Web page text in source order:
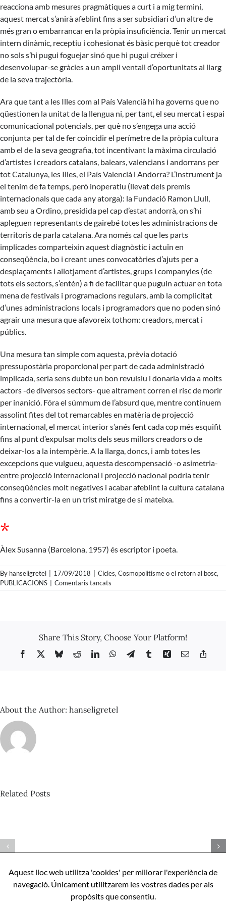
reacciona amb mesures pragmàtiques a curt i a mig termini,
aquest mercat s’anirà afeblint fins a ser subsidiari d’un altre de
més gran o embarrancar en la pròpia insuficiència. Tenir un mercat
intern dinàmic, receptiu i cohesionat és bàsic perquè tot creador
no sols s’hi pugui foguejar sinó que hi pugui créixer i
desenvolupar-se gràcies a un ampli ventall d’oportunitats al llarg
de la seva trajectòria.
Ara que tant a les Illes com al País Valencià hi ha governs que no
qüestionen la unitat de la llengua ni, per tant, el seu mercat i espai
comunicacional potencials, per què no s’engega una acció
conjunta per tal de fer coincidir el perímetre de la pròpia cultura
amb el de la seva geografia, tot incentivant la màxima circulació
d’artistes i creadors catalans, balears, valencians i andorrans per
tot Catalunya, les Illes, el País Valencià i Andorra? L’instrument ja
el tenim de fa temps, però inoperatiu (llevat dels premis
internacionals que cada any atorga): la Fundació Ramon Llull,
amb seu a Ordino, presidida pel cap d’estat andorrà, on s’hi
apleguen representants de gairebé totes les administracions de
territoris de parla catalana. Ara només cal que les parts
implicades comparteixin aquest diagnòstic i actuïn en
conseqüència, bo i creant unes convocatòries d’ajuts per a
desplaçaments i allotjament d’artistes, grups i companyies (de
tots els sectors, s’entén) a fi de facilitar que puguin actuar en tota
mena de festivals i programacions regulars, amb la complicitat
d’unes administracions locals i programadors que no poden sinó
agrair una mesura que afavoreix tothom: creadors, mercat i
públics.
Una mesura tan simple com aquesta, prèvia dotació
pressupostària proporcional per part de cada administració
implicada, seria sens dubte un bon revulsiu i donaria vida a molts
actors -de diversos sectors- que altrament corren el risc de morir
per inanició. Fóra el súmmum de l’absurd que, mentre continuem
assolint fites del tot remarcables en matèria de projecció
internacional, el mercat interior s’anés fent cada cop més esquifit
fins al punt d’expulsar molts dels seus millors creadors o de
deixar-los a la intempèrie. A la llarga, doncs, i amb totes les
excepcions que vulgueu, aquesta descompensació -o asimetria-
entre projecció internacional i projecció nacional podria tenir
conseqüències molt negatives i acabar afeblint la cultura catalana
fins a convertir-la en un trist miratge de si mateixa.
*
Àlex Susanna (Barcelona, 1957) és escriptor i poeta.
By hanseligretel 17/09/2018 Cicles, Cosmopolitisme o el retorn al bosc,
PUBLICACIONS
Comentaris tancats
OFF,
oportunitats
i
cultural
Share This Story, Choose Your Platform!
Facebook BlueskyRedditLinkedInWhatsApp
TelegramTumblrXing Email
About the Author: hanseligretel
Related Posts
Misonne
Mona
l’IA
ser
apunts
sobre
Aquest lloc web utilitza 'cookies' per millorar l'experiència de
navegació. Únicament utilitzarem les vostres dades per als
propòsits que consentiu.